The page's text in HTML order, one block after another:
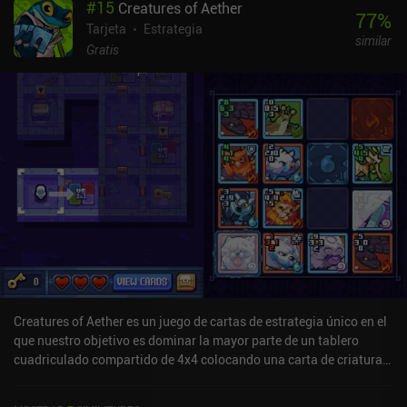
podemos elegir una bonificación, como una mejora de salud, o
balas y bombas extra, y el objetivo es superar los 20 niveles sin
morir.Para mí, la mayor desventaja es que es imposible limpiar un
números progresivamente mayores hasta que nos superan. En su
lugar, para completar un nivel, debemos matar rápidamente y
escapar a través de un portal que aparece en algún momento. El
otro inconveniente es que, aunque los niveles se generan
aleatoriamente, siempre siguen la misma historia, lo que significa
que nos encontramos con los mismos enemigos y elegimos las
mismas mejoras en cada carrera, lo que perjudica seriamente la
rejugabilidad del juego.Bounty Hunter Space Lizard es
completamente gratuito, sin anuncios ni iAP. En general, aunque el
juego no es el mejor del género, ofrece una experiencia roguelike
por turnos decente para los aficionados al género, y especialmente
si disfrutas creando grandes explosiones en cadena.
#15 Creatures of Aether
Tarjeta
Estrategia
Gratis
77%
similar
Creatures of Aether es un juego de cartas de estrategia único en el
que nuestro objetivo es dominar la mayor parte de un tablero
cuadriculado compartido de 4x4 colocando una carta de criatura